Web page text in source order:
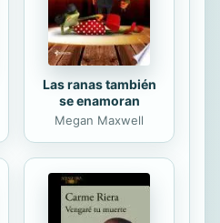
del Dr. Ronnie Floyd, el
Hunt y...
Las ranas también
se enamoran
Megan Maxwell